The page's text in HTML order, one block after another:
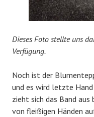
Dieses Foto stellte uns
Verfügung.
Noch ist der
und es wird letzte
zieht sich das Band
von fleißigen Händen